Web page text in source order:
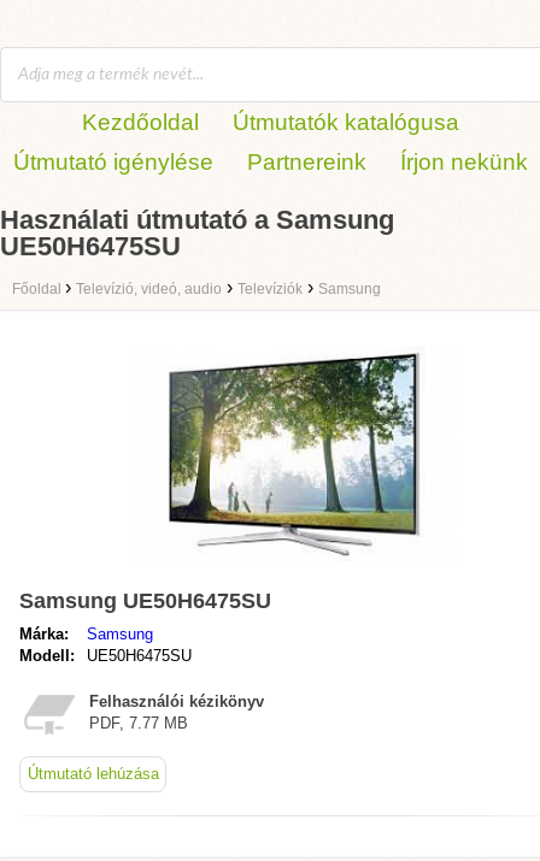
Kezdőoldal
Útmutatók katalógusa
Útmutató igénylése
Partnereink Írjon nekünk
Használati útmutató a Samsung
UE50H6475SU
Főoldal › Televízió, videó, audio › Televíziók › Samsung
Samsung UE50H6475SU
Márka:
Samsung
Modell:
UE50H6475SU
Felhasználói kézikönyv
PDF, 7.77 MB
Útmutató lehúzása